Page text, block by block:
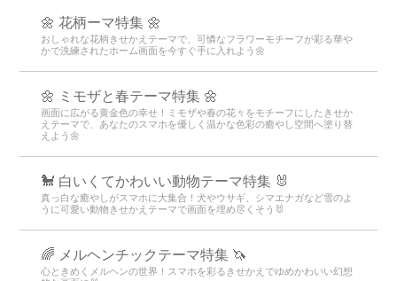
🌼 花柄ーマ特集 🌼
おしゃれな花柄きせかえテーマで、可憐なフラワーモチーフが彩る華や
かで洗練されたホーム画面を今すぐ手に入れよう🌼
🌼 ミモザと春テーマ特集 🌼
画面に広がる黄金色の幸せ！ミモザや春の花々をモチーフにしたきせか
えテーマで、あなたのスマホを優しく温かな色彩の癒やし空間へ塗り替
えよう🌼
🐩 白いくてかわいい動物テーマ特集 🐰
真っ白な癒やしがスマホに大集合！犬やウサギ、シマエナガなど雪のよ
うに可愛い動物きせかえテーマで画面を埋め尽くそう🐰
🌈 メルヘンチックテーマ特集 🦄
心ときめくメルヘンの世界！スマホを彩るきせかえでゆめかわいい幻想